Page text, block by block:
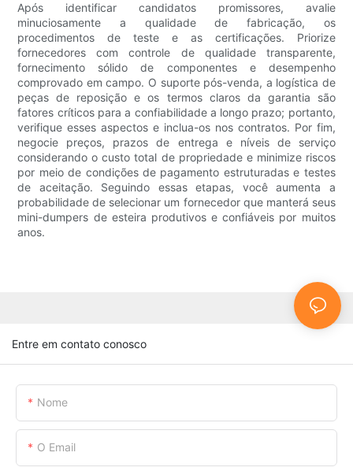
Após identificar candidatos promissores, avalie
minuciosamente a qualidade de fabricação, os
procedimentos de teste e as certificações. Priorize
fornecedores com controle de qualidade transparente,
fornecimento sólido de componentes e desempenho
comprovado em campo. O suporte pós-venda, a logística de
peças de reposição e os termos claros da garantia são
fatores críticos para a confiabilidade a longo prazo; portanto,
verifique esses aspectos e inclua-os nos contratos. Por fim,
negocie preços, prazos de entrega e níveis de serviço
considerando o custo total de propriedade e minimize riscos
por meio de condições de pagamento estruturadas e testes
de aceitação. Seguindo essas etapas, você aumenta a
probabilidade de selecionar um fornecedor que manterá seus
mini-dumpers de esteira produtivos e confiáveis ​​por muitos
anos.
Entre em contato conosco
Nome
O Email